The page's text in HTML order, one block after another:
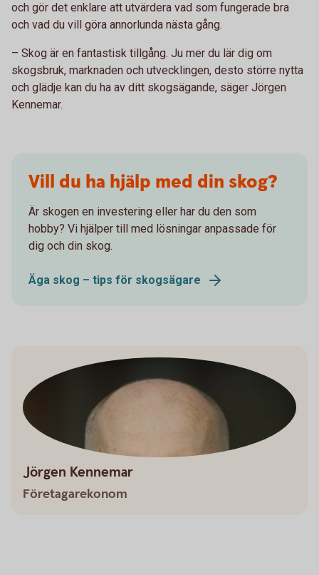
och gör det enklare att utvärdera vad som fungerade bra
och vad du vill göra annorlunda nästa gång.
– Skog är en fantastisk tillgång. Ju mer du lär dig om
skogsbruk, marknaden och utvecklingen, desto större nytta
och glädje kan du ha av ditt skogsägande, säger Jörgen
Kennemar.
Vill du ha hjälp med din skog?
Är skogen en investering eller har du den som
hobby? Vi hjälper till med lösningar anpassade för
dig och din skog.
Äga skog – tips för skogsägare
Jörgen Kennemar
Företagarekonom